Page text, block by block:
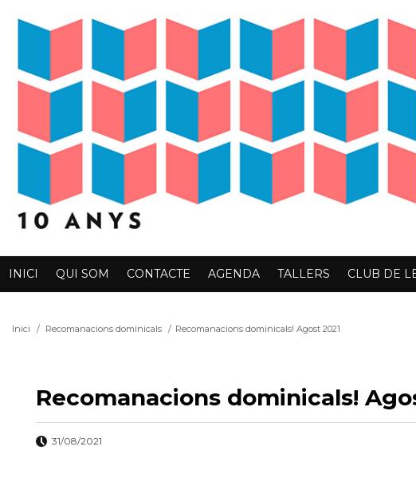
INICI QUI SOM CONTACTE AGENDA TALLERS CLUB DE
Inici / Recomanacions dominicals / Recomanacions dominicals! Agost 2021
Recomanacions dominicals!
31/08/2021